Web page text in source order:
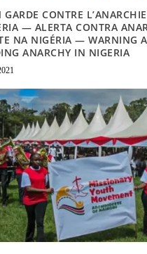
GARDE CONTRE
— ALERTA CONTRA
NA NIGÉRIA — WARNING
ANARCHY IN NIGERIA